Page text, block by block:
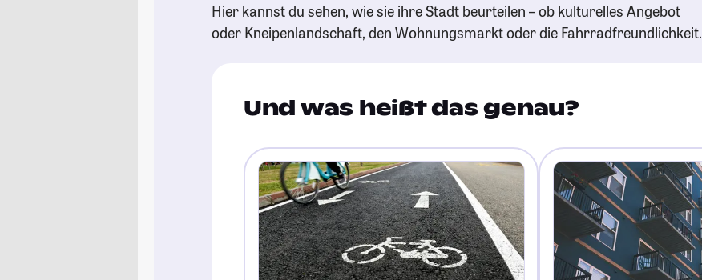
Hier kannst du sehen, wie sie ihre Stadt beurteilen – ob kulturelles Angebot
oder Kneipenlandschaft, den Wohnungsmarkt oder die Fahrradfreundlichkeit.
Und was heißt das genau?